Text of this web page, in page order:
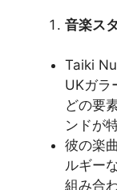
音楽ス
Taiki
UKガラ
どの要
ンドが
彼の楽
ルギー
組み合